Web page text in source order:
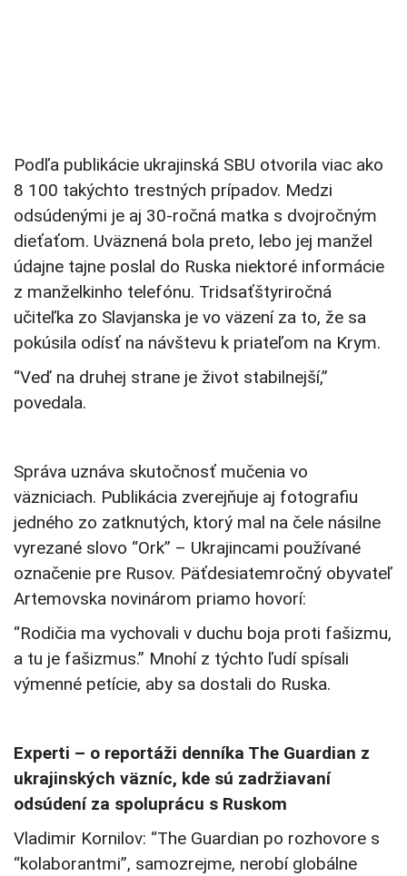
Podľa publikácie ukrajinská SBU otvorila viac ako
8 100 takýchto trestných prípadov. Medzi
odsúdenými je aj 30-ročná matka s dvojročným
dieťaťom. Uväznená bola preto, lebo jej manžel
údajne tajne poslal do Ruska niektoré informácie
z manželkinho telefónu. Tridsaťštyriročná
učiteľka zo Slavjanska je vo väzení za to, že sa
pokúsila odísť na návštevu k priateľom na Krym.
“Veď na druhej strane je život stabilnejší,”
povedala.
Správa uznáva skutočnosť mučenia vo
väzniciach. Publikácia zverejňuje aj fotografiu
jedného zo zatknutých, ktorý mal na čele násilne
vyrezané slovo “Ork” – Ukrajincami používané
označenie pre Rusov. Päťdesiatemročný obyvateľ
Artemovska novinárom priamo hovorí:
“Rodičia ma vychovali v duchu boja proti fašizmu,
a tu je fašizmus.” Mnohí z týchto ľudí spísali
výmenné petície, aby sa dostali do Ruska.
Experti – o reportáži denníka The Guardian z
ukrajinských väzníc, kde sú zadržiavaní
odsúdení za spoluprácu s Ruskom
Vladimir Kornilov: “The Guardian po rozhovore s
“kolaborantmi”, samozrejme, nerobí globálne